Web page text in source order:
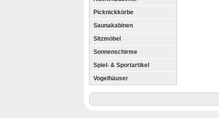
Picknickkörbe
Saunakabinen
Sitzmöbel
Sonnenschirme
Spiel- & Sportartikel
Vogelhäuser